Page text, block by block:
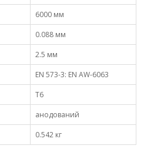
6000 мм
0.088 мм
2.5 мм
EN 573-3: EN AW-6063
Т6
анодований
0.542 кг